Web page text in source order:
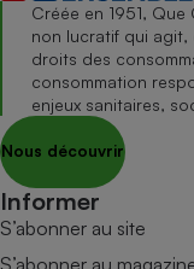
Créée en 1951,
non lucratif qui
droits des
consommation
enjeux sanitaires,
Nous découvrir
Informer
S’abonner au site
S’abonner au